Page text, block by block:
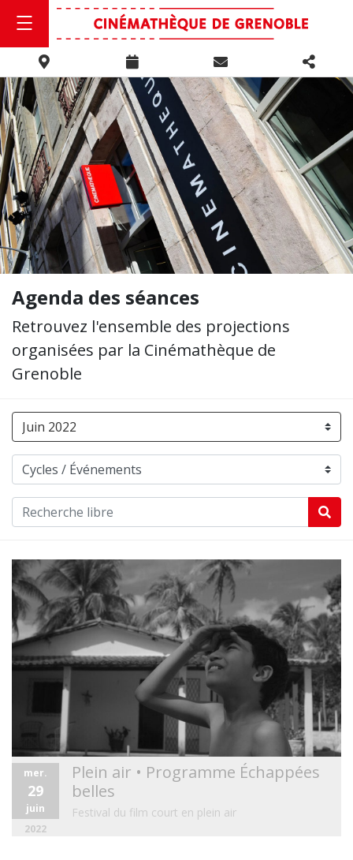
Agenda des séances
Retrouvez l'ensemble des projections
organisées par la Cinémathèque de
Grenoble
mer.
29
juin
2022
Plein air • Programme Échappées
belles
Festival du film court en plein air